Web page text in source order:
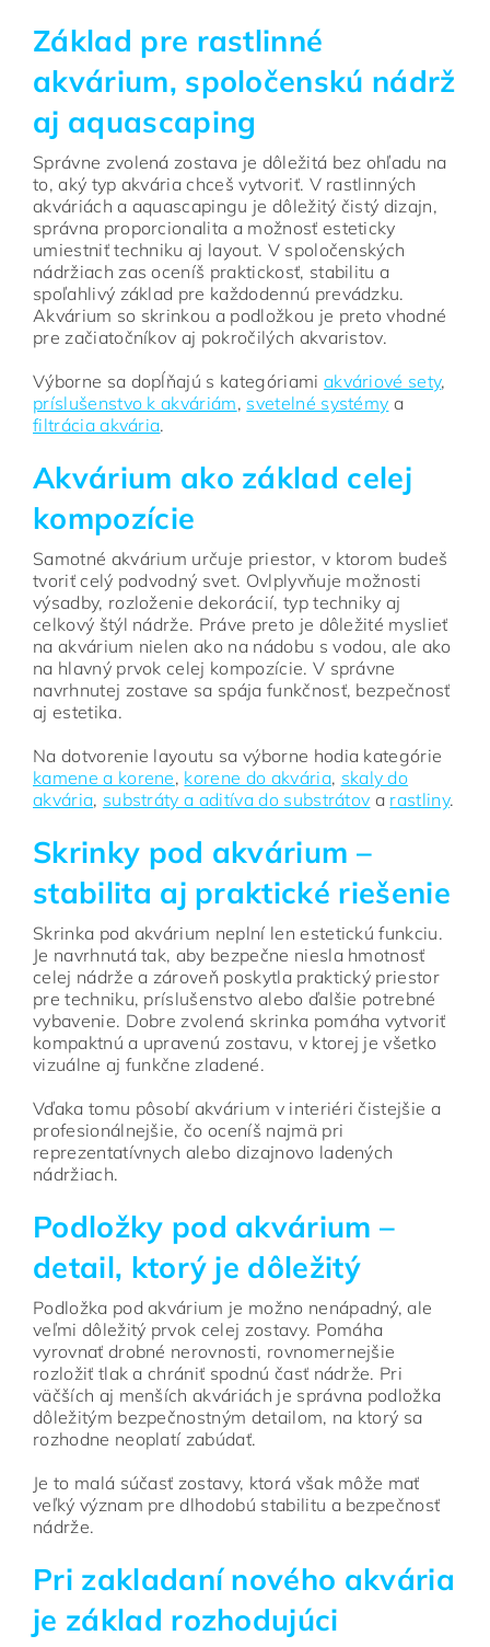
Základ pre rastlinné
akvárium, spoločenskú nádrž
aj aquascaping
Správne zvolená zostava je dôležitá bez ohľadu na
to, aký typ akvária chceš vytvoriť. V rastlinných
akváriách a aquascapingu je dôležitý čistý dizajn,
správna proporcionalita a možnosť esteticky
umiestniť techniku aj layout. V spoločenských
nádržiach zas oceníš praktickosť, stabilitu a
spoľahlivý základ pre každodennú prevádzku.
Akvárium so skrinkou a podložkou je preto vhodné
pre začiatočníkov aj pokročilých akvaristov.
Výborne sa dopĺňajú s kategóriami akváriové sety,
príslušenstvo k akváriám, svetelné systémy a
filtrácia akvária.
Akvárium ako základ celej
kompozície
Samotné akvárium určuje priestor, v ktorom budeš
tvoriť celý podvodný svet. Ovlplyvňuje možnosti
výsadby, rozloženie dekorácií, typ techniky aj
celkový štýl nádrže. Práve preto je dôležité myslieť
na akvárium nielen ako na nádobu s vodou, ale ako
na hlavný prvok celej kompozície. V správne
navrhnutej zostave sa spája funkčnosť, bezpečnosť
aj estetika.
Na dotvorenie layoutu sa výborne hodia kategórie
kamene a korene, korene do akvária, skaly do
akvária, substráty a aditíva do substrátov a rastliny.
Skrinky pod akvárium –
stabilita aj praktické riešenie
Skrinka pod akvárium neplní len estetickú funkciu.
Je navrhnutá tak, aby bezpečne niesla hmotnosť
celej nádrže a zároveň poskytla praktický priestor
pre techniku, príslušenstvo alebo ďalšie potrebné
vybavenie. Dobre zvolená skrinka pomáha vytvoriť
kompaktnú a upravenú zostavu, v ktorej je všetko
vizuálne aj funkčne zladené.
Vďaka tomu pôsobí akvárium v interiéri čistejšie a
profesionálnejšie, čo oceníš najmä pri
reprezentatívnych alebo dizajnovo ladených
nádržiach.
Podložky pod akvárium –
detail, ktorý je dôležitý
Podložka pod akvárium je možno nenápadný, ale
veľmi dôležitý prvok celej zostavy. Pomáha
vyrovnať drobné nerovnosti, rovnomernejšie
rozložiť tlak a chrániť spodnú časť nádrže. Pri
väčších aj menších akváriách je správna podložka
dôležitým bezpečnostným detailom, na ktorý sa
rozhodne neoplatí zabúdať.
Je to malá súčasť zostavy, ktorá však môže mať
veľký význam pre dlhodobú stabilitu a bezpečnosť
nádrže.
Pri zakladaní nového akvária
je základ rozhodujúci